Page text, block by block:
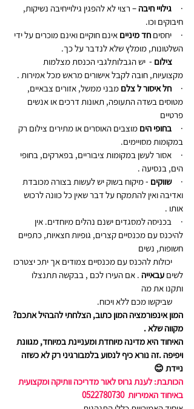
· גילויי חיבה – רצוי לא להפגין גילוייחיבה נשיקות,
חיבוקים וכו.
·     יחסים חד מיניים אינם חוקיים ואינם מוכרים על ידי
השלטונות, מומלץ שלא לנדבר על כך.
  צילום
-  יש הגבלותלגבי הכנסת מצלמות
מקצועיות, חובה לקבל אישורים מראש מכל אמירות .
· חל איסור ל צלם מבני ממשל, אזורים צבאיים,
מטוסים בשדה התעופה, תאונות דרכים או אנשים
פרטיים
· בחופי הים מוצבים האוסרים או מתירים צילום רק
במקומות מסויימים.
·     אסור לעשן במקומות ציבוריים, בפארקים, בחופי
הים, בנסיעה .
· שווקים - מיקוח בשוק יש לעשות בצורה מכובדת
ואדיבה ואין להתמקח על דבר שאין כל כוונה לרכוש
אותו .
·     בכניסה למסגדים ישנם נהלים מיוחדים. אין
להיכנס עם מכנסיים קצרים, גופיות חצאיות, כתפיים
חשופות, נשים
      יכולות להכנס עם מכנסיים צמודים אך יתכ יצטרכו
לשים עבאייה . אם העירו לכם , בבקשה תתנצלו
ותקנו את מה
המון אינפורמציה המון כתוב, הצלחתי להבהיל אתכם?
מקווה שלא .
האיחוד היא מדינה מיוחדת ומעניינת במיוחד, מגוונת
ויפיפה .זה נורא כיף לנסוע בלמבורגיני רק לא כשזה
ניידת 😊
הכותבת: לענת גרוס לאור מדריכה וותיקה ומקצועית
באיחוד האמיריות  0522780730